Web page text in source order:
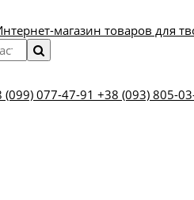
магазин товаров для
(099) 077-47-91 +38 (093) 805-